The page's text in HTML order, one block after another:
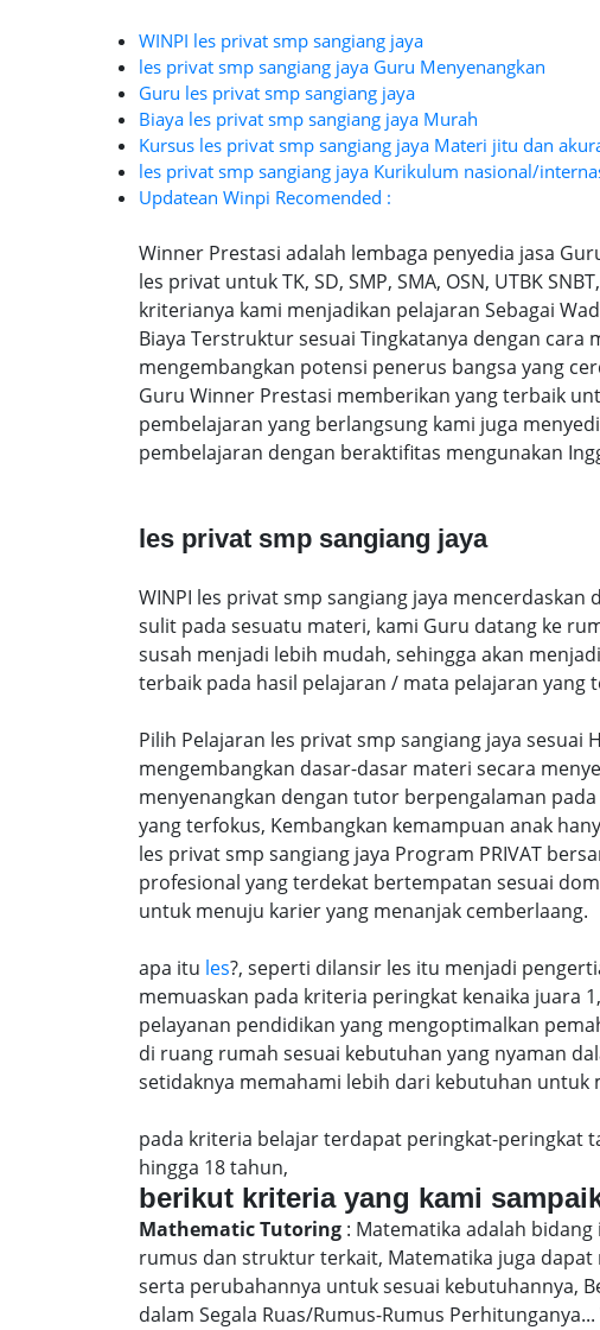
WINPI les privat smp sangiang jaya
les privat smp sangiang jaya Guru Menyenangkan
Guru les privat smp sangiang jaya
Biaya les privat smp sangiang jaya Murah
Kursus les privat smp sangiang jaya Materi jitu dan
les privat smp sangiang jaya Kurikulum nasional/
Updatean Winpi Recomended :
Winner Prestasi adalah lembaga penyedia jasa
les privat untuk TK, SD, SMP, SMA, OSN, UTBK
kriterianya kami menjadikan pelajaran Sebagai
Biaya Terstruktur sesuai Tingkatanya dengan
mengembangkan potensi penerus bangsa yang
Guru Winner Prestasi memberikan yang terbaik
pembelajaran yang berlangsung kami juga
pembelajaran dengan beraktifitas mengunakan
les privat smp sangiang jaya
WINPI les privat smp sangiang jaya
sulit pada sesuatu materi, kami Guru datang ke
susah menjadi lebih mudah, sehingga akan
terbaik pada hasil pelajaran / mata pelajaran yang
Pilih Pelajaran les privat smp sangiang jaya
mengembangkan dasar-dasar materi secara
menyenangkan dengan tutor berpengalaman
yang terfokus, Kembangkan kemampuan anak
les privat smp sangiang jaya Program PRIVAT
profesional yang terdekat bertempatan sesuai
untuk menuju karier yang menanjak cemberlaang.
apa itu les?, seperti dilansir les itu menjadi
memuaskan pada kriteria peringkat kenaika juara
pelayanan pendidikan yang mengoptimalkan
di ruang rumah sesuai kebutuhan yang nyaman
setidaknya memahami lebih dari kebutuhan untuk
pada kriteria belajar terdapat peringkat-peringkat
hingga 18 tahun,
berikut kriteria yang kami
Mathematic Tutoring : Matematika adalah
rumus dan struktur terkait, Matematika juga
serta perubahannya untuk sesuai kebutuhannya,
dalam Segala Ruas/Rumus-Rumus